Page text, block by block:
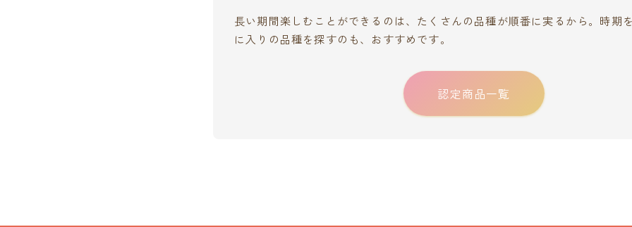
長い期間楽しむことができるのは、たくさんの品種が順番に実るから。時期
に入りの品種を探すのも、おすすめです。
認定商品一覧